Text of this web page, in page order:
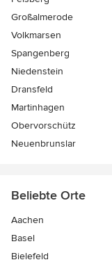
Großalmerode
Volkmarsen
Spangenberg
Niedenstein
Dransfeld
Martinhagen
Obervorschütz
Neuenbrunslar
Beliebte Orte
Aachen
Basel
Bielefeld